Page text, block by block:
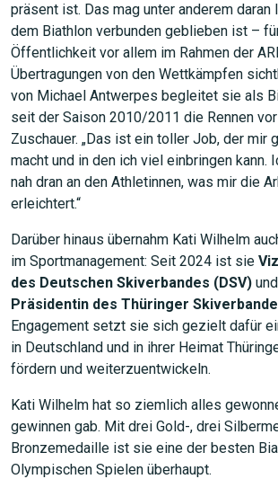
präsent ist. Das mag unter anderem daran
dem Biathlon verbunden geblieben ist –
Öffentlichkeit vor allem im Rahmen der
Übertragungen von den Wettkämpfen
von Michael Antwerpes begleitet sie als
seit der Saison 2010/2011 die Rennen
Zuschauer. „Das ist ein toller Job, der mir
macht und in den ich viel einbringen kann.
nah dran an den Athletinnen, was mir die
erleichtert.“
Darüber hinaus übernahm Kati Wilhelm
im Sportmanagement: Seit 2024 ist sie
des Deutschen Skiverbandes (DSV)
Präsidentin des Thüringer
Engagement setzt sie sich gezielt dafür
in Deutschland und in ihrer Heimat
fördern und weiterzuentwickeln.
Kati Wilhelm hat so ziemlich alles
gewinnen gab. Mit drei Gold-, drei
Bronzemedaille ist sie eine der besten
Olympischen Spielen überhaupt.